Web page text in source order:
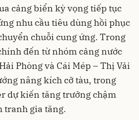
cảng biển kỳ vọng tiếp tục
nhu cầu tiêu dùng hồi phục
chuỗi cung ứng. Trong
đến từ nhóm cảng nước
Phòng và Cái Mép – Thị Vải
nâng kích cỡ tàu, trong
dự kiến tăng trưởng chậm
tranh gia tăng.